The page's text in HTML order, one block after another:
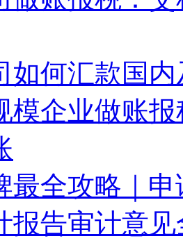
如何汇款国
模企业做账
最全攻略｜
报告审计意